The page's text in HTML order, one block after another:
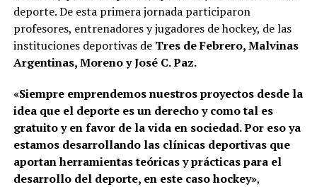
deporte. De esta primera jornada participaron
profesores, entrenadores y jugadores de hockey, de las
instituciones deportivas de Tres de Febrero, Malvinas
Argentinas, Moreno y José C. Paz.
«Siempre emprendemos nuestros proyectos desde la
idea que el deporte es un derecho y como tal es
gratuito y en favor de la vida en sociedad. Por eso ya
estamos desarrollando las clínicas deportivas que
aportan herramientas teóricas y prácticas para el
desarrollo del deporte, en este caso hockey»,